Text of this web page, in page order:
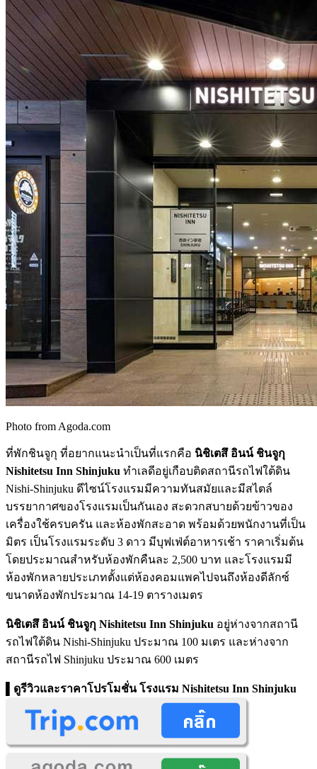
Photo from Agoda.com
ที่พักชินจูกุ ที่อยากแนะนำเป็นที่แรกคือ นิชิเตสึ อินน์ ชินจูกุ
Nishitetsu Inn Shinjuku ทำเลดีอยู่เกือบติดสถานีรถไฟใต้ดิน
Nishi-Shinjuku ดีไซน์โรงแรมมีความทันสมัยและมีสไตล์
บรรยากาศของโรงแรมเป็นกันเอง สะดวกสบายด้วยข้าวของ
เครื่องใช้ครบครัน และห้องพักสะอาด พร้อมด้วยพนักงานที่เป็น
มิตร เป็นโรงแรมระดับ 3 ดาว มีบุฟเฟ่ต์อาหารเช้า ราคาเริ่มต้น
โดยประมาณสำหรับห้องพักคืนละ 2,500 บาท และโรงแรมมี
ห้องพักหลายประเภทตั้งแต่ห้องคอมแพคไปจนถึงห้องดีลักซ์
ขนาดห้องพักประมาณ 14-19 ตารางเมตร
นิชิเตสึ อินน์ ชินจูกุ Nishitetsu Inn Shinjuku อยู่ห่างจากสถานี
รถไฟใต้ดิน Nishi-Shinjuku ประมาณ 100 มเตร และห่างจาก
สถานีรถไฟ Shinjuku ประมาณ 600 เมตร
▌ดูรีวิวและราคาโปรโมชั่นโรงแรม Nishitetsu Inn Shinjuku